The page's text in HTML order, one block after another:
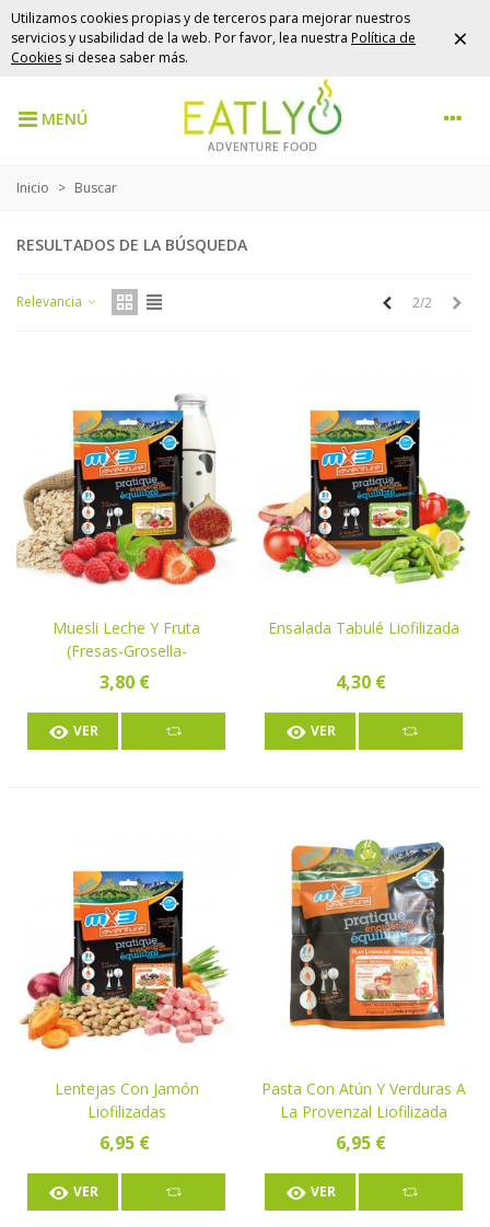
Utilizamos cookies propias y de terceros para mejorar nuestros
servicios y usabilidad de la web. Por favor, lea nuestra Política de
Cookies si desea saber más.
×
MENÚ
Inicio > Buscar
RESULTADOS DE LA BÚSQUEDA
Relevancia Anterior
2/2
Muesli Leche Y Fruta
(fresas-Grosella-
Frambuesas) Liofilizado
3,80 €
VER
Ensalada Tabulé Liofilizada
4,30 €
VER
Lentejas Con Jamón
Liofilizadas
6,95 €
VER
Pasta Con Atún Y Verduras A
La Provenzal Liofilizada
6,95 €
VER